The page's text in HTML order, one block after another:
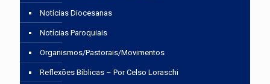
Notícias Diocesanas
Notícias Paroquiais
Organismos/Pastorais/Movimentos
Reflexões Bíblicas – Por Celso Loraschi